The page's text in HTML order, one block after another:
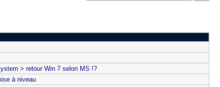
> retour Win 7 selon MS !?
à niveau